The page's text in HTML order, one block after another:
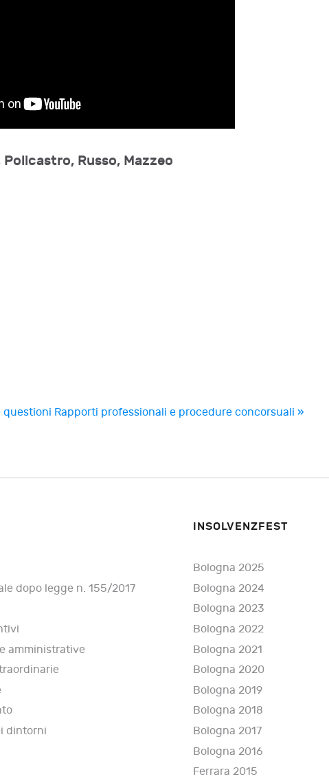
Policastro, Russo, Mazzeo
questioni Rapporti professionali e procedure concorsuali »
dopo legge n. 155/2017
amministrative
dintorni
INSOLVENZFEST
Bologna 2025
Bologna 2024
Bologna 2023
Bologna 2022
Bologna 2021
Bologna 2020
Bologna 2019
Bologna 2018
Bologna 2017
Bologna 2016
Ferrara 2015